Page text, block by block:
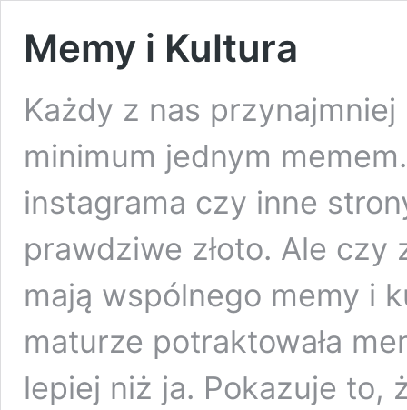
Memy i Kultura
Każdy z nas
minimum jednym
instagrama czy inne
prawdziwe złoto. Ale czy
mają wspólnego memy i
maturze potraktowała
lepiej niż ja. Pokazuje